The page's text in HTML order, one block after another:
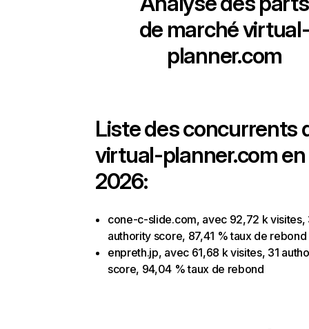
de marché
planner.com
Liste des concurrents
virtual-planner.com
2026:
cone-c-slide.com, avec 92,72 k visites,
authority score, 87,41 % taux de rebond
enpreth.jp, avec 61,68 k visites, 31
score, 94,04 % taux de rebond